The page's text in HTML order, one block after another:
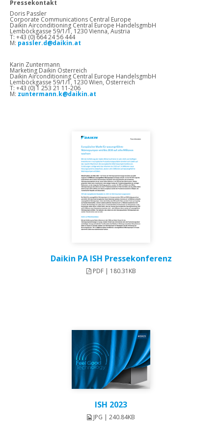
Pressekontakt
Doris Passler
Corporate Communications Central Europe
Daikin Airconditioning Central Europe HandelsgmbH
Lemböckgasse 59/1/1, 1230 Vienna, Austria
T: +43 (0) 664 24 56 444
M: passler.d@daikin.at
Karin Zuntermann
Marketing Daikin Österreich
Daikin Airconditioning Central Europe HandelsgmbH
Lemböckgasse 59/1/1, 1230 Wien, Österreich
T: +43 (0) 1 253 21 11-206
M: zuntermann.k@daikin.at
Daikin PA ISH Pressekonferenz
PDF | 180.31KB
ISH 2023
JPG | 240.84KB